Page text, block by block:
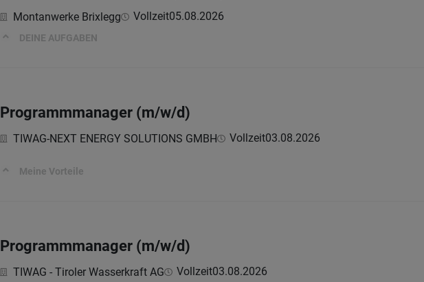
Montanwerke Brixlegg Vollzeit05.08.2026
DEINE AUFGABEN
Programmmanager (m/w/d)
TIWAG-NEXT ENERGY SOLUTIONS GMBH Vollzeit03.08.2026
Meine Vorteile
Programmmanager (m/w/d)
TIWAG - Tiroler Wasserkraft AG Vollzeit03.08.2026